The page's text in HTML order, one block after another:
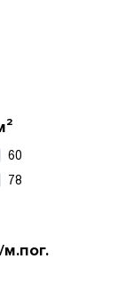
60
78